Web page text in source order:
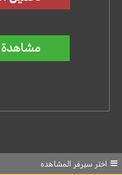
اختر سيرفر المشاهده